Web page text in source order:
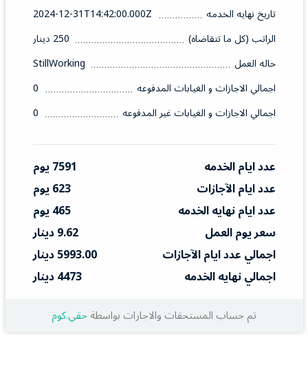
تاريخ نهايه الخدمه
2024-12-31T14:42:00.000Z
الراتب (كل ما تتقاضاه)
250 دينار
حاله العمل
StillWorking
اجمالي الاجازات و الغيابات المدفوعه
0
اجمالي الاجازات و الغيابات غير المدفوعه
0
عدد ايام الخدمه
7591 يوم
عدد ايام الآجازات
623 يوم
عدد ايام نهايه الخدمه
465 يوم
سعر يوم العمل
9.62 دينار
اجمالي عدد ايام الآجازات
5993.00 دينار
اجمالي نهايه الخدمه
4473 دينار
تم حساب المستحقات والاجارات بواسطةحقي.كوم